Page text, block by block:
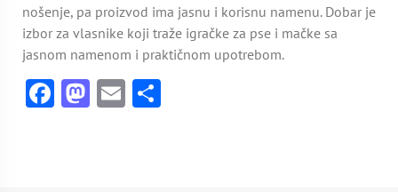
nošenje, pa proizvod ima jasnu i korisnu namenu. Dobar je
izbor za vlasnike koji traže igračke za pse i mačke sa
jasnom namenom i praktičnom upotrebom.
Facebook
Mastodon
Email